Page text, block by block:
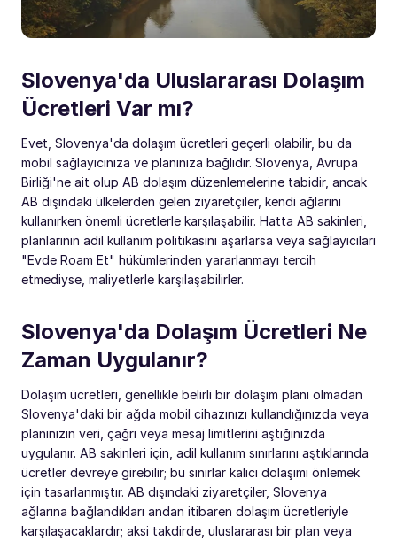
Slovenya'da Uluslararası Dolaşım
Ücretleri Var mı?
Evet, Slovenya'da dolaşım ücretleri geçerli olabilir, bu da
mobil sağlayıcınıza ve planınıza bağlıdır. Slovenya, Avrupa
Birliği'ne ait olup AB dolaşım düzenlemelerine tabidir, ancak
AB dışındaki ülkelerden gelen ziyaretçiler, kendi ağlarını
kullanırken önemli ücretlerle karşılaşabilir. Hatta AB sakinleri,
planlarının adil kullanım politikasını aşarlarsa veya sağlayıcıları
"Evde Roam Et" hükümlerinden yararlanmayı tercih
etmediyse, maliyetlerle karşılaşabilirler.
Slovenya'da Dolaşım Ücretleri Ne
Zaman Uygulanır?
Dolaşım ücretleri, genellikle belirli bir dolaşım planı olmadan
Slovenya'daki bir ağda mobil cihazınızı kullandığınızda veya
planınızın veri, çağrı veya mesaj limitlerini aştığınızda
uygulanır. AB sakinleri için, adil kullanım sınırlarını aştıklarında
ücretler devreye girebilir; bu sınırlar kalıcı dolaşımı önlemek
için tasarlanmıştır. AB dışındaki ziyaretçiler, Slovenya
ağlarına bağlandıkları andan itibaren dolaşım ücretleriyle
karşılaşacaklardır; aksi takdirde, uluslararası bir plan veya